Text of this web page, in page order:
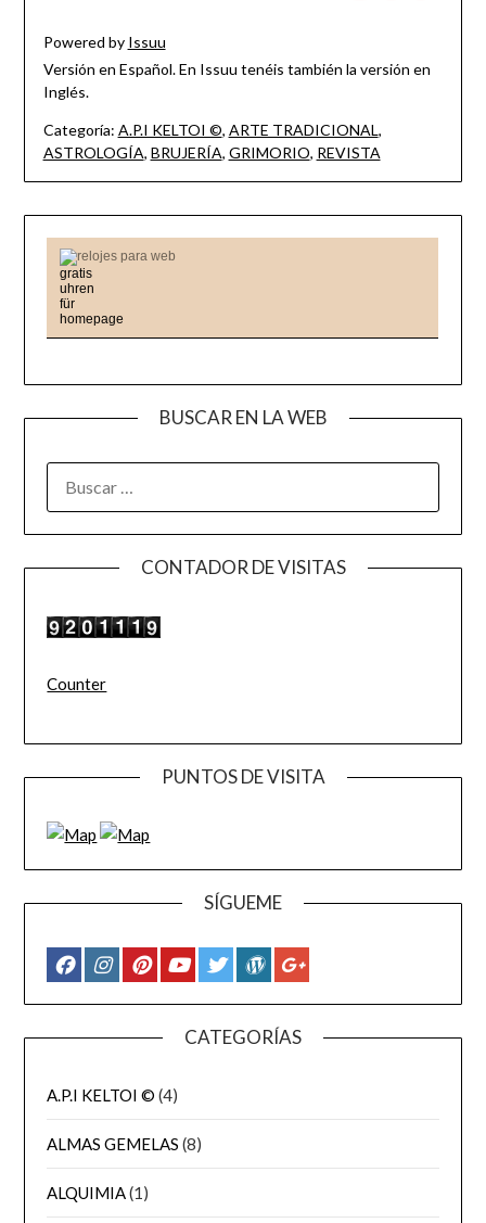
Powered by Issuu
Versión en Español. En Issuu tenéis también la versión en
Inglés.
Categoría: A.P.I KELTOI ©, ARTE TRADICIONAL,
ASTROLOGÍA, BRUJERÍA, GRIMORIO, REVISTA
relojes para web
BUSCAR EN LA WEB
CONTADOR DE VISITAS
Counter
PUNTOS DE VISITA
SÍGUEME
CATEGORÍAS
A.P.I KELTOI © (4)
ALMAS GEMELAS (8)
ALQUIMIA(1)